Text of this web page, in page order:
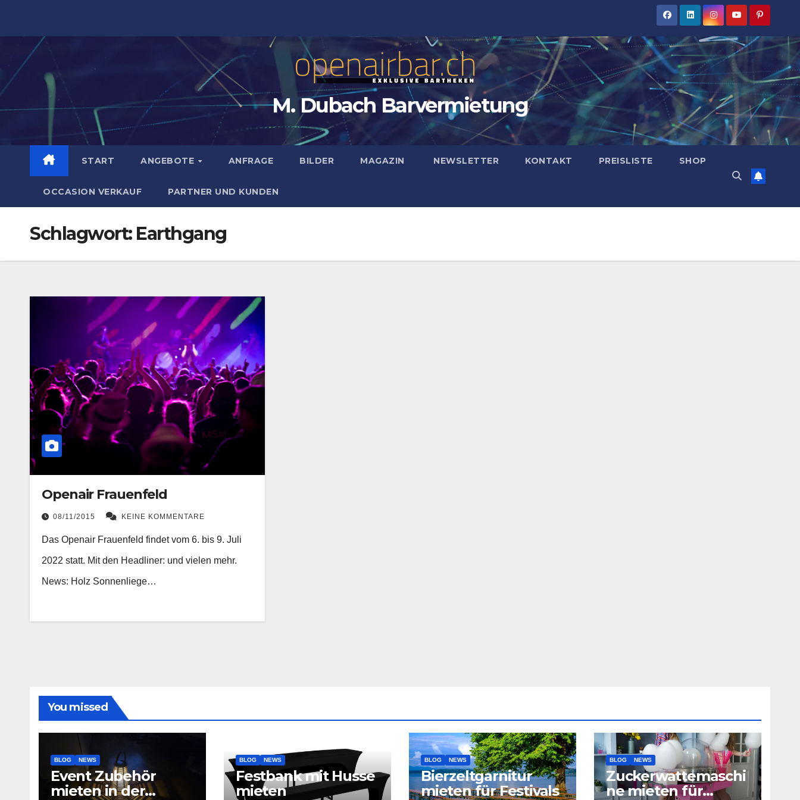
M. Dubach Barvermietung
START ANGEBOTE ANFRAGE BILDER MAGAZIN NEWSLETTER KONTAKT PREISLISTE SHOP
OCCASION VERKAUF PARTNER UND KUNDEN
Schlagwort: Earthgang
Openair Frauenfeld
08/11/2015 KEINE KOMMENTARE
Das Openair Frauenfeld findet vom 6. bis 9. Juli
2022 statt. Mit den Headliner: und vielen mehr.
News: Holz Sonnenliege…
You missed
BLOG NEWS
Event Zubehör
mieten in der
BLOG NEWS
Festbank mit Husse
mieten
BLOG NEWS
Bierzeltgarnitur
mieten für Festivals
BLOG NEWS
Zuckerwattemaschi
ne mieten für